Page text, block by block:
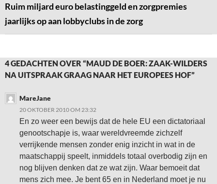
Ruim miljard euro belastinggeld en zorgpremies
jaarlijks op aan lobbyclubs in de zorg
4 GEDACHTEN OVER “MAUD DE BOER: ZAAK-WILDERS
NA UITSPRAAK GRAAG NAAR HET EUROPEES HOF”
MareJane
20 OKTOBER 2010 OM 23:32
En zo weer een bewijs dat de hele EU een dictatoriaal
genootschapje is, waar wereldvreemde zichzelf
verrijkende mensen zonder enig inzicht in wat in de
maatschappij speelt, inmiddels totaal overbodig zijn en
nog blijven denken dat ze wat zijn. Waar bemoeit dat
mens zich mee. Je bent 65 en in Nederland moet je nu